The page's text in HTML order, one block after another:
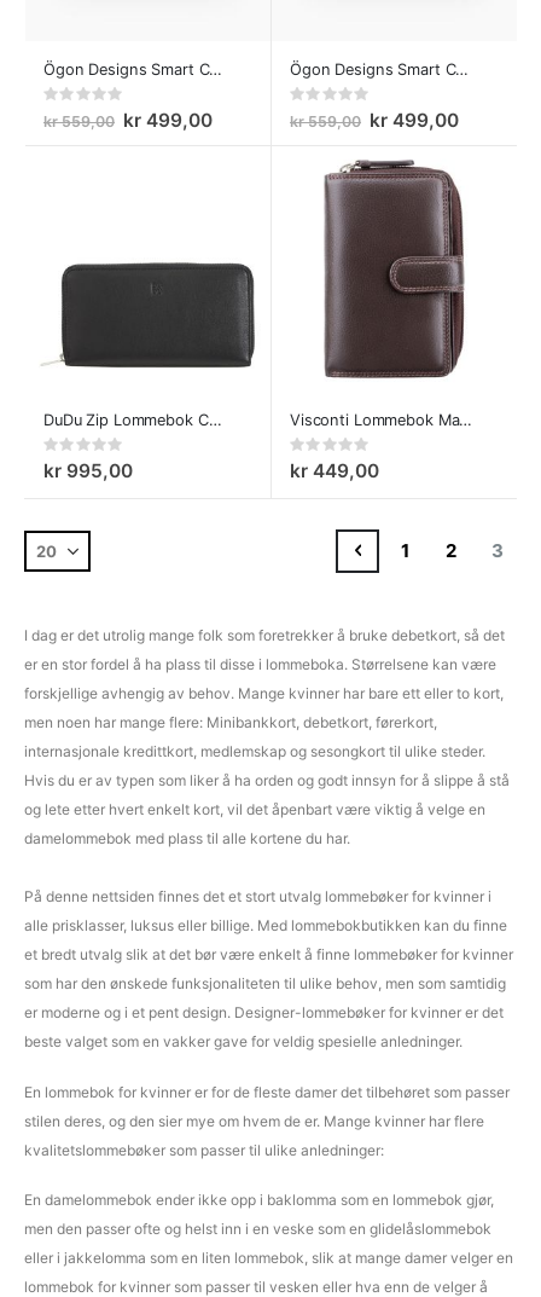
Ögon Designs Smart Card Case Kortholder Aluminium Quilted Button Gold
Rating:
kr 559,00 kr 499,00
Ögon Designs Smart Card Case Kortholder Aluminium Quilted Button Rød
Rating:
kr 559,00 kr 499,00
DuDu Zip Lommebok Colorful Mauritius
Rating:
kr 995,00
Visconti Lommebok Madame Brun
Rating:
kr 449,00
Side
Side
ForrigeSide
1 Side
2 3
I dag er det utrolig mange folk som foretrekker å bruke debetkort, så det
er en stor fordel å ha plass til disse i lommeboka. Størrelsene kan være
forskjellige avhengig av behov. Mange kvinner har bare ett eller to kort,
men noen har mange flere: Minibankkort, debetkort, førerkort,
internasjonale kredittkort, medlemskap og sesongkort til ulike steder.
Hvis du er av typen som liker å ha orden og godt innsyn for å slippe å stå
og lete etter hvert enkelt kort, vil det åpenbart være viktig å velge en
damelommebok med plass til alle kortene du har.
På denne nettsiden finnes det et stort utvalg lommebøker for kvinner i
alle prisklasser, luksus eller billige. Med lommebokbutikken kan du finne
et bredt utvalg slik at det bør være enkelt å finne lommebøker for kvinner
som har den ønskede funksjonaliteten til ulike behov, men som samtidig
er moderne og i et pent design. Designer-lommebøker for kvinner er det
beste valget som en vakker gave for veldig spesielle anledninger.
En lommebok for kvinner er for de fleste damer det tilbehøret som passer
stilen deres, og den sier mye om hvem de er. Mange kvinner har flere
kvalitetslommebøker som passer til ulike anledninger:
En damelommebok ender ikke opp i baklomma som en lommebok gjør,
men den passer ofte og helst inn i en veske som en glidelåslommebok
eller i jakkelomma som en liten lommebok, slik at mange damer velger en
lommebok for kvinner som passer til vesken eller hva enn de velger å